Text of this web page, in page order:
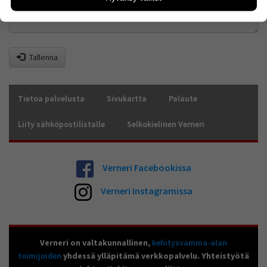
Tallenna
Tietoa palvelusta Sivukartta Palaute
Liity sähköpostilistalle Selkokielinen Verneri
Verneri Facebookissa
Verneri Instagramissa
Verneri on valtakunnallinen, kehitysvamma-alan
toimijoiden yhdessä ylläpitämä verkkopalvelu. Yhteistyötä
sivuilla liikutaan. Emme kuitenkaan kerää
henkilötietoja kuten nimiä, eikä tietoja voi yhdistää
Voit valita, hyväksytkö näiden evästeiden käytön.